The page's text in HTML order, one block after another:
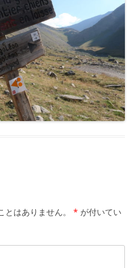
はありません。 * が付いてい